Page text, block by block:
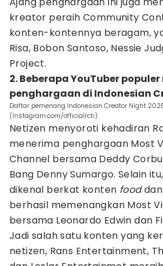
kreator peraih Community
konten-kontennya beragam,
Risa, Bobon Santoso, Nessie
Project.
2. Beberapa YouTuber
penghargaan di Indonesian
Daftar pemenang Indonesian Creator Night
(Instagram.com/officialrcti)
Netizen menyoroti kehadiran
menerima penghargaan Most
Channel bersama Deddy
Bang Denny Sumargo. Selain
dikenal berkat konten fooddan
berhasil memenangkan Most
bersama Leonardo Edwin dan
Jadi salah satu konten yang
netizen, Rans Entertainment,